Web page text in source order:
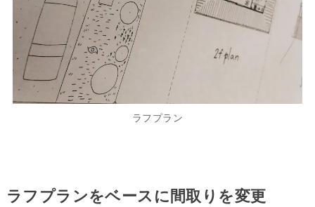
ラフプラン
ラフプランをベースに間取りを変更